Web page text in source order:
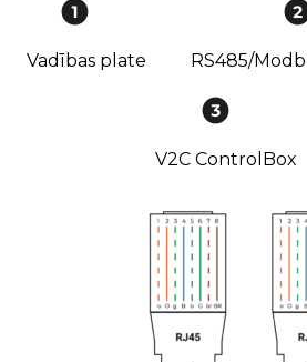
Vadības plate RS485/
V2C ControlBox